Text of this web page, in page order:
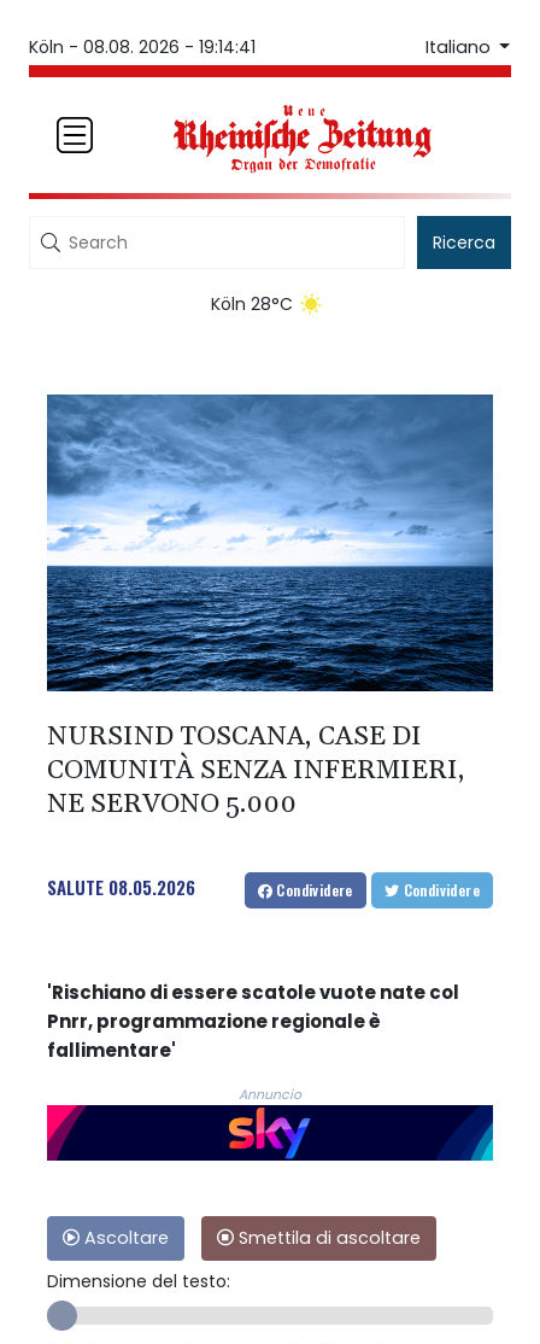
Köln - 08.08. 2026 - 19:14:41 Italiano
Ricerca
Köln 28°C
NURSIND TOSCANA, CASE DI
COMUNITÀ SENZA INFERMIERI,
NE SERVONO 5.000
SALUTE 08.05.2026 Condividere Condividere
'Rischiano di essere scatole vuote nate col
Pnrr, programmazione regionale è
fallimentare'
Annuncio
Ascoltare
Smettila di ascoltare
Dimensione del testo: